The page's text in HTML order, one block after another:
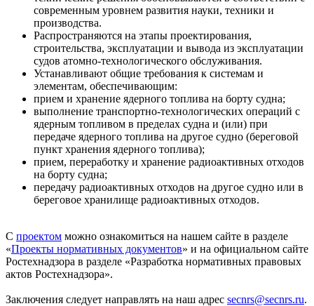
современным уровнем развития науки, техники и
производства.
Распространяются на этапы проектирования,
строительства, эксплуатации и вывода из эксплуатации
судов атомно-технологического обслуживания.
Устанавливают общие требования к системам и
элементам, обеспечивающим:
прием и хранение ядерного топлива на борту судна;
выполнение транспортно-технологических операций с
ядерным топливом в пределах судна и (или) при
передаче ядерного топлива на другое судно (береговой
пункт хранения ядерного топлива);
прием, переработку и хранение радиоактивных отходов
на борту судна;
передачу радиоактивных отходов на другое судно или в
береговое хранилище радиоактивных отходов.
С проектом можно ознакомиться на нашем сайте в разделе
«Проекты нормативных документов» и на официальном сайте
Ростехнадзора в разделе «Разработка нормативных правовых
актов Ростехнадзора».
Заключения следует направлять на наш адрес secnrs@secnrs.ru.